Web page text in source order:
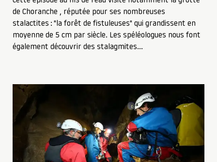
de Choranche , réputée pour ses nombreuses
stalactites : "la forêt de fistuleuses" qui grandissent en
moyenne de 5 cm par siècle. Les spéléologues nous font
également découvrir des stalagmites…